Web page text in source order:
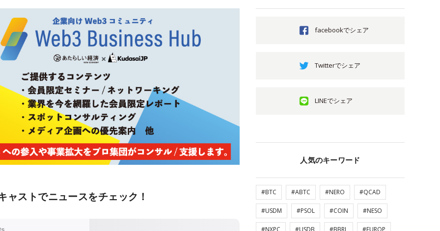
ャストでニュースをチェック！
facebookでシェア
Twitterでシェア
LINEでシェア
人気のキーワード
#BTC #ABTC #NERO #QCAD
#USDM #PSOL #COIN #NESO
#NXPC #USDB #BBRL #EUROP